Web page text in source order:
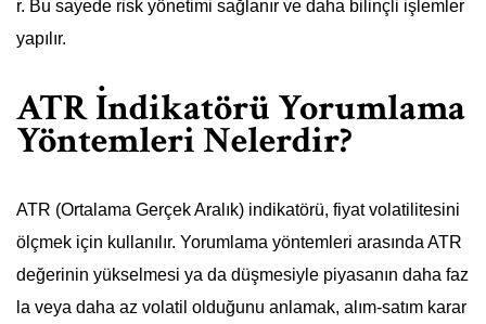
r. Bu sayede risk yönetimi sağlanır ve daha bilinçli işlemler
yapılır.
ATR İndikatörü Yorumlama
Yöntemleri Nelerdir?
ATR (Ortalama Gerçek Aralık) indikatörü, fiyat volatilitesini
ölçmek için kullanılır. Yorumlama yöntemleri arasında ATR
değerinin yükselmesi ya da düşmesiyle piyasanın daha faz
la veya daha az volatil olduğunu anlamak, alım-satım karar